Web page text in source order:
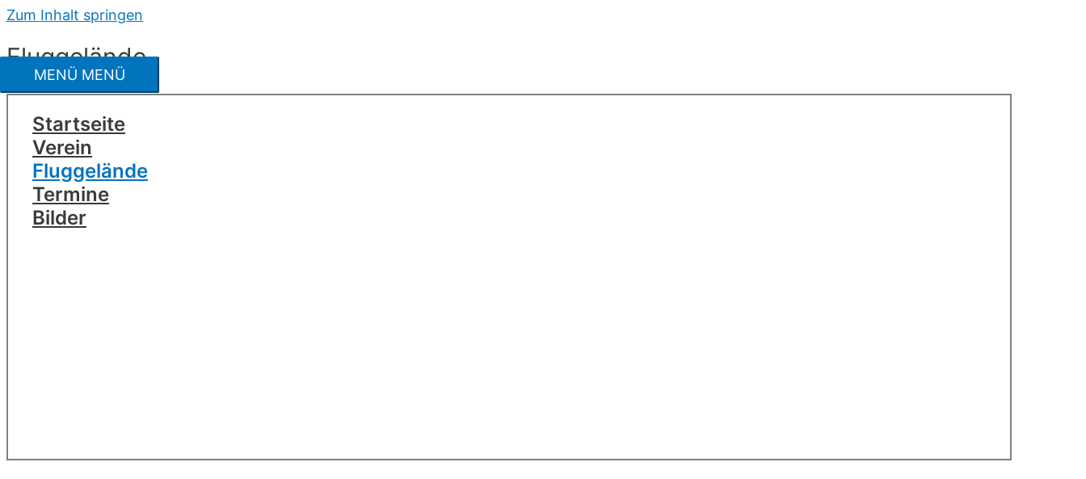
Zum Inhalt springen
MENÜ MENÜ
Startseite
Verein
Fluggelände
Termine
Bilder
Fluggelände